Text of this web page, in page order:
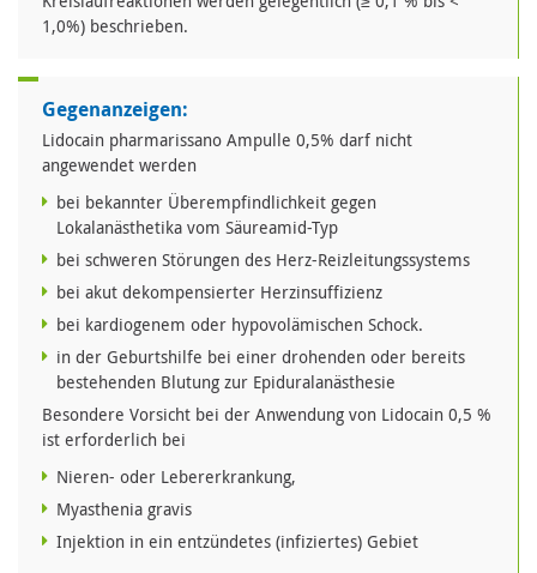
1,0%) beschrieben.
Gegenanzeigen:
Lidocain pharmarissano Ampulle 0,5% darf nicht
angewendet werden
bei bekannter Überempfindlichkeit gegen
Lokalanästhetika vom Säureamid-Typ
bei schweren Störungen des Herz-Reizleitungssystems
bei akut dekompensierter Herzinsuffizienz
bei kardiogenem oder hypovolämischen Schock.
in der Geburtshilfe bei einer drohenden oder bereits
bestehenden Blutung zur Epiduralanästhesie
Besondere Vorsicht bei der Anwendung von Lidocain 0,5 %
ist erforderlich bei
Nieren- oder Lebererkrankung,
Myasthenia gravis
Injektion in ein entzündetes (infiziertes) Gebiet